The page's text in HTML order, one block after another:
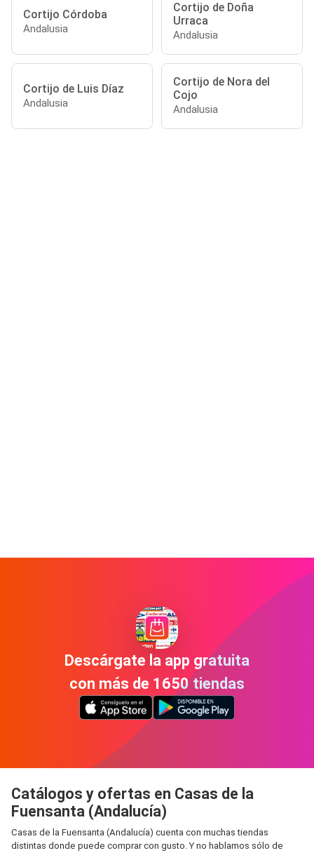
Cortijo Córdoba
Andalusia
Cortijo de Doña
Urraca
Andalusia
Cortijo de Luis Díaz
Andalusia
Cortijo de Nora del
Cojo
Andalusia
Descárgate la app gratuita
con más de 1650 tiendas
Catálogos y ofertas en Casas de la
Fuensanta (Andalucía)
Casas de la Fuensanta (Andalucía) cuenta con muchas tiendas
distintas donde puede comprar con gusto. Y no hablamos sólo de